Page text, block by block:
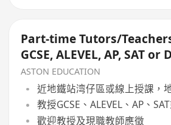
Part-time Tutors/
GCSE, ALEVEL, AP, SAT or
ASTON EDUCATION
近地鐵站湾仔區或線上授課，
教授GCSE、ALEVEL、AP、
歡迎教授及現職教師應徵